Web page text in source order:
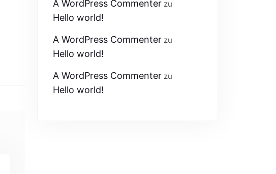
A WordPress Commenter zu
Hello world!
A WordPress Commenter zu
Hello world!
A WordPress Commenter zu
Hello world!